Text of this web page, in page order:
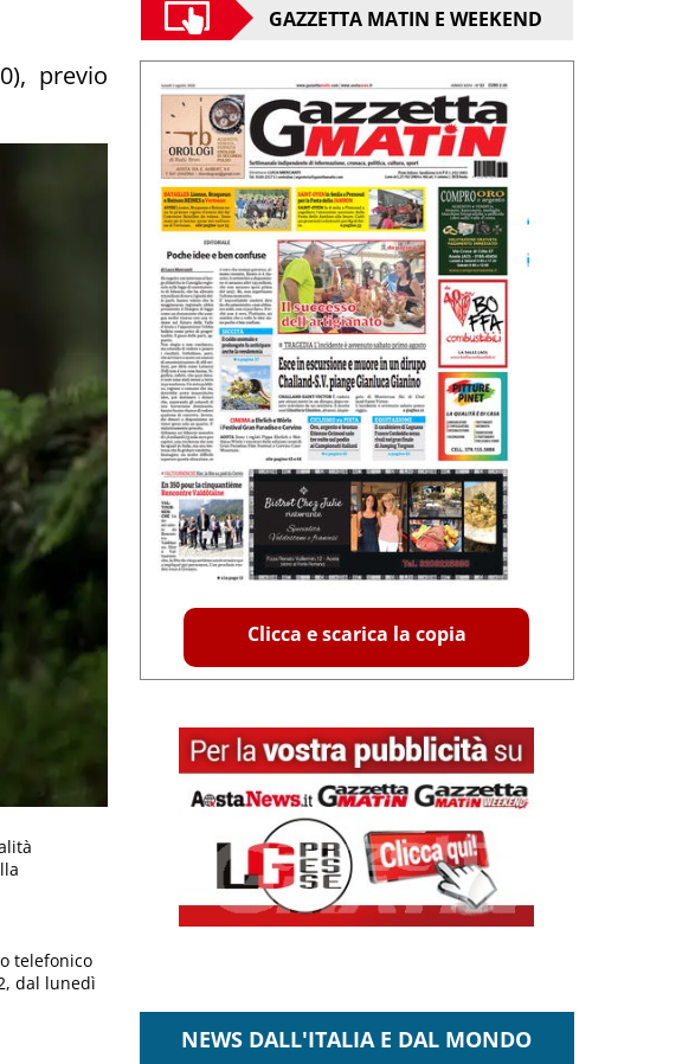
previo
telefonico
dal lunedì
GAZZETTA MATIN E WEEKEND
Clicca e scarica la copia
NEWS DALL'ITALIA E DAL MONDO